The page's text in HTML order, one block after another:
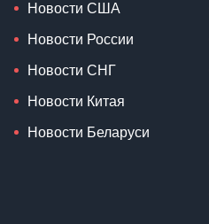
Новости США
Новости России
Новости СНГ
Новости Китая
Новости Беларуси